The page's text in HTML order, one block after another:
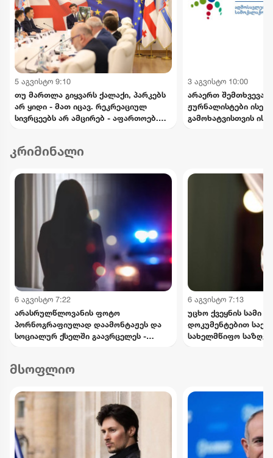
5 აგვისტო 9:10
თუ მართლა გიყვარს ქალაქი, პარკებს
არ ყიდი - მათ იცავ. რეკრეაციულ
სივრცეებს არ ამცირებ - აფართოებ.
3 აგვისტო 10:00
არაერთ
ჟურნალისტები
გამოხატვისთვის
კრიმინალი
6 აგვისტო 7:22
არასრულწლოვანის ფოტო
პორნოგრაფიულად დაამონტაჟეს და
სოციალურ ქსელში გაავრცელეს -
6 აგვისტო 7:13
უცხო ქვეყნის სამი
დოკუმენტებით
სახელმწიფო
მსოფლიო